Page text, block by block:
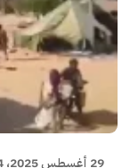
29 أغسطس 2025، 15:34 مساءً